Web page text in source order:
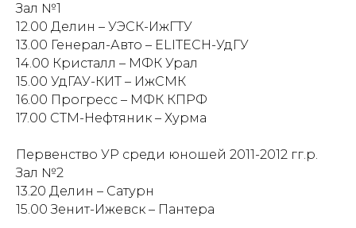
Зал №1
12.00 Делин – УЭСК-ИжГТУ
13.00 Генерал-Авто – ELITECH-УдГУ
14.00 Кристалл – МФК Урал
15.00 УдГАУ-КИТ – ИжСМК
16.00 Прогресс – МФК КПРФ
17.00 СТМ-Нефтяник – Хурма
Первенство УР среди юношей 2011-2012 гг.р.
Зал №2
13.20 Делин – Сатурн
15.00 Зенит-Ижевск – Пантера